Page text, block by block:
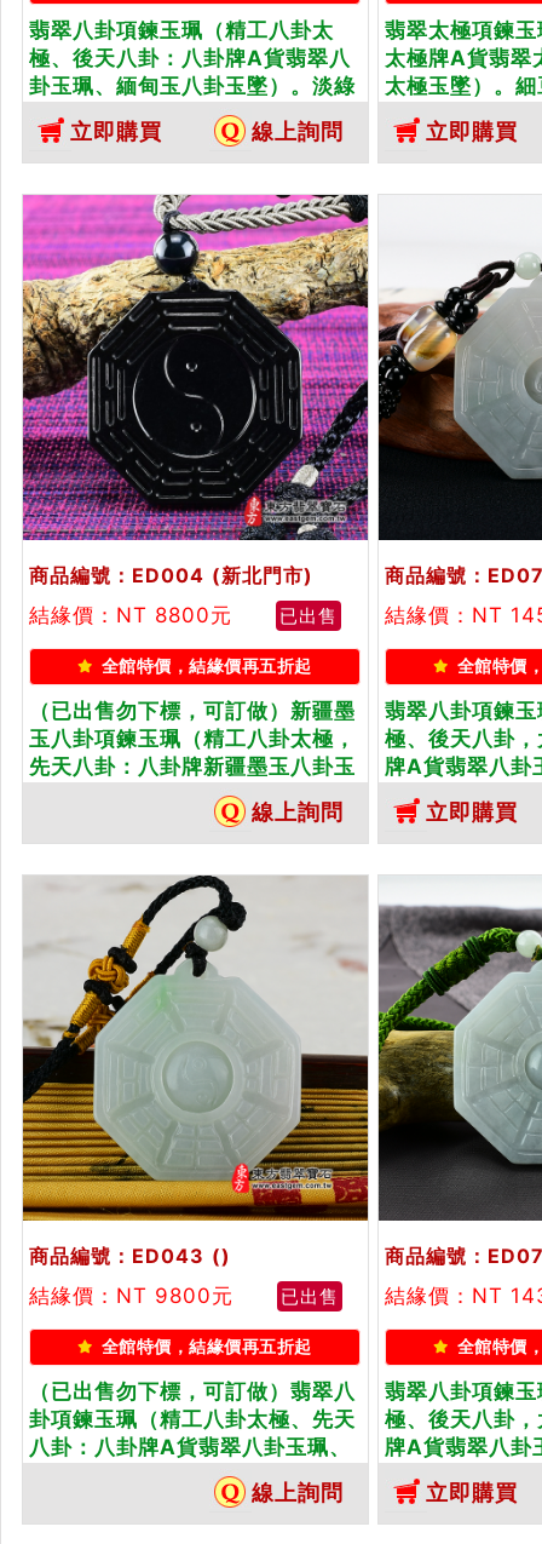
翡翠八卦項鍊玉珮（精工八卦太
極、後天八卦：八卦牌A貨翡翠八
卦玉珮、緬甸玉八卦玉墜）。淡綠
糯種八卦，ED070。客製化訂做各
種翡翠八卦吊墜玉珮項鍊。★附A
貨翡翠雙證書
立即購買 線上詢問
翡翠太極項鍊
太極牌A貨翡翠
太極玉墜）。
ED002。客製
吊墜玉珮項鍊
書
立即購買
商品編號：ED004 (新北門市)
結緣價：NT 8800元
已出售
全館特價，結緣價再五折起
（已出售勿下標，可訂做）新疆墨
玉八卦項鍊玉珮（精工八卦太極，
先天八卦：八卦牌新疆墨玉八卦玉
珮、新疆墨玉八卦玉墜）。天然新
疆墨玉八卦，ED004。客製化訂做
各種新疆墨玉八卦吊墜玉珮項鍊。
★附東方翡翠寶石保證卡
線上詢問
商品編號：
結緣價：NT
全館特價
翡翠八卦項鍊
極、後天八卦
牌A貨翡翠八卦
玉墜）。白綠
客製化訂做各
項鍊。★附A貨
立即購買
商品編號：ED043 ()
結緣價：NT 9800元
已出售
全館特價，結緣價再五折起
（已出售勿下標，可訂做）翡翠八
卦項鍊玉珮（精工八卦太極、先天
八卦：八卦牌A貨翡翠八卦玉珮、
緬甸玉八卦玉墜）。糯種飄花八
卦，ED043。客製化訂做各種翡翠
八卦吊墜玉珮項鍊。★附A貨翡翠
線上詢問
商品編號：
結緣價：NT
全館特價
翡翠八卦項鍊
極、後天八卦
牌A貨翡翠八卦
玉墜）。淡綠
客製化訂做各
項鍊。★附A貨
立即購買